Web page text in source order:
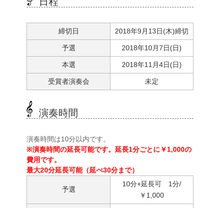
締切日 2018年9月13日(木)締切
予選 2018年10月7日(日)
本選 2018年11月4日(日)
受賞者演奏会 未定
演奏時間
演奏時間は10分以内です。
※演奏時間の延長可能です。延長1分ごとに￥1,000の
費用です。
最大20分延長可能（延べ30分まで）
予選
10分+延長可 1分/
￥1,000